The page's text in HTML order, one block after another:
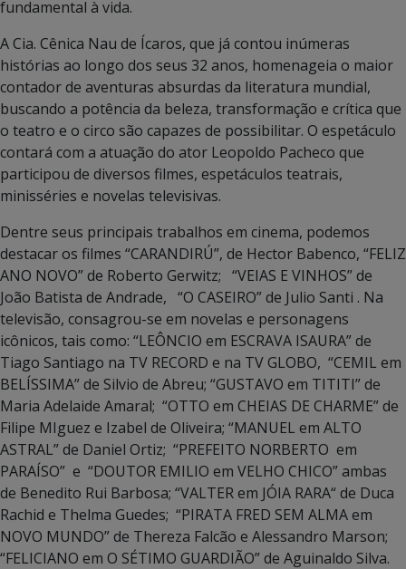
fundamental à vida.
A Cia. Cênica Nau de Ícaros, que já contou inúmeras
histórias ao longo dos seus 32 anos, homenageia o maior
contador de aventuras absurdas da literatura mundial,
buscando a potência da beleza, transformação e crítica que
o teatro e o circo são capazes de possibilitar. O espetáculo
contará com a atuação do ator Leopoldo Pacheco que
participou de diversos filmes, espetáculos teatrais,
minisséries e novelas televisivas.
Dentre seus principais trabalhos em cinema, podemos
destacar os filmes “CARANDIRÚ”, de Hector Babenco, “FELIZ
ANO NOVO” de Roberto Gerwitz; “VEIAS E VINHOS” de
João Batista de Andrade, “O CASEIRO” de Julio Santi . Na
televisão, consagrou-se em novelas e personagens
icônicos, tais como: “LEÔNCIO em ESCRAVA ISAURA” de
Tiago Santiago na TV RECORD e na TV GLOBO, “CEMIL em
BELÍSSIMA” de Silvio de Abreu; “GUSTAVO em TITITI” de
Maria Adelaide Amaral; “OTTO em CHEIAS DE CHARME” de
Filipe MIguez e Izabel de Oliveira; “MANUEL em ALTO
ASTRAL” de Daniel Ortiz; “PREFEITO NORBERTO em
PARAÍSO” e “DOUTOR EMILIO em VELHO CHICO” ambas
de Benedito Rui Barbosa; “VALTER em JÓIA RARA“ de Duca
Rachid e Thelma Guedes; “PIRATA FRED SEM ALMA em
NOVO MUNDO” de Thereza Falcão e Alessandro Marson;
“FELICIANO em O SÉTIMO GUARDIÃO” de Aguinaldo Silva.